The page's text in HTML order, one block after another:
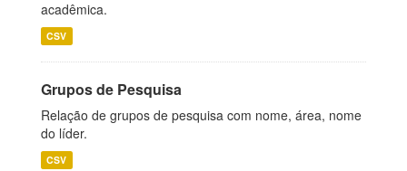
acadêmica.
CSV
Grupos de Pesquisa
Relação de grupos de pesquisa com nome, área, nome
do líder.
CSV